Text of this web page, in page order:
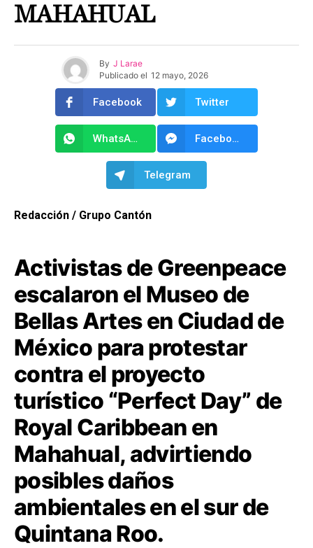
MAHAHUAL
By J Larae
Publicado el 12 mayo, 2026
Facebook Twitter
WhatsApp Facebook Messenger
Telegram
Redacción / Grupo Cantón
Activistas de Greenpeace
escalaron el Museo de
Bellas Artes en Ciudad de
México para protestar
contra el proyecto
turístico “Perfect Day” de
Royal Caribbean en
Mahahual, advirtiendo
posibles daños
ambientales en el sur de
Quintana Roo.